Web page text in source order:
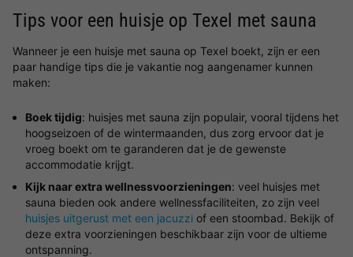
Tips voor een huisje op Texel met sauna
Wanneer je een huisje met sauna op Texel boekt, zijn er een
paar handige tips die je vakantie nog aangenamer kunnen
maken:
Boek tijdig: huisjes met sauna zijn populair, vooral tijdens het
hoogseizoen of de wintermaanden, dus zorg ervoor dat je
vroeg boekt om te garanderen dat je de gewenste
accommodatie krijgt.
Kijk naar extra wellnessvoorzieningen: veel huisjes met
sauna bieden ook andere wellnessfaciliteiten, zo zijn veel
huisjes uitgerust met een jacuzzi of een stoombad. Bekijk of
deze extra voorzieningen beschikbaar zijn voor de ultieme
ontspanning.